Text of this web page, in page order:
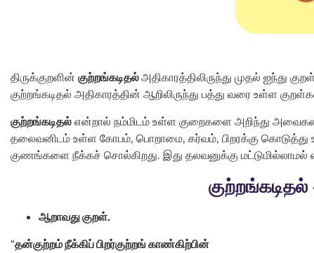
திருக்குறளின் குற்றங்கடிதல்அதிகாரத்திலிருந்து முதல் ஐந்து
குற்றங்கடிதல் அதிகாரத்தின் ஆறிலிருந்து பத்து வரை உள்ள
குற்றங்கடிதல் என்றால் நம்மிடம் உள்ள குறைகளை அறிந்து
தலைவனிடம் உள்ள கோபம், பொறாமை, கர்வம், பிறரக்கு கொடுத்து
குணங்களை நீக்கச் சொல்கிறது. இது தலவனுக்கு மட்டுமில்லாமல்
குற்றங்கடிதல்
ஆறாவது குறள்.
“தன்குற்றம் நீக்கிப் பிறர்குற்றங் காண்கிற்பின்